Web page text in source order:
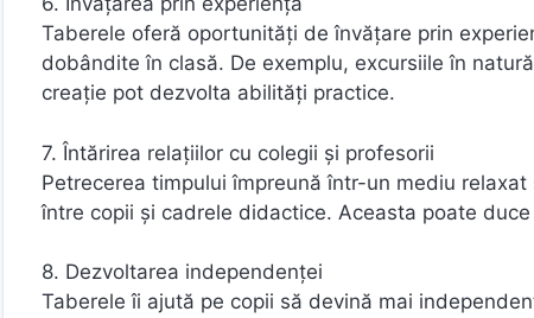
Taberele oferă oportunități de învățare prin
dobândite în clasă. De exemplu, excursiile în
creație pot dezvolta abilități practice.
7. Întărirea relațiilor cu colegii și profesorii
Petrecerea timpului împreună într-un mediu
între copii și cadrele didactice. Aceasta poate
8. Dezvoltarea independenței
Taberele îi ajută pe copii să devină mai